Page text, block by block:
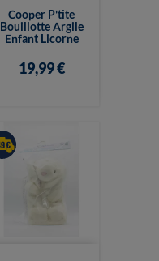
Cooper P'tite
Bouillotte Argile
Enfant Licorne
19,99 €